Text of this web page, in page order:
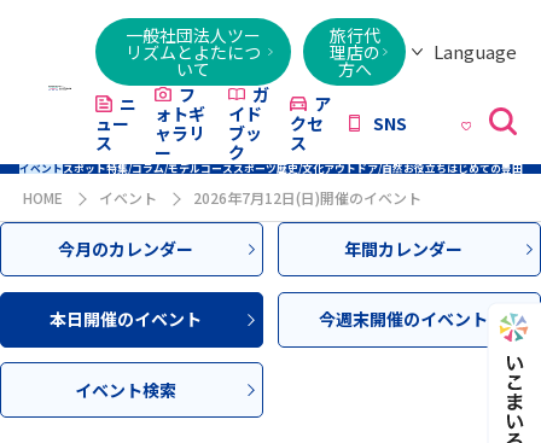
一般社団法人ツー
リズムとよたにつ
いて
旅行代
理店の
方へ
Language
Việt
ニ
ュー
ス
フ
ォトギ
ャラリ
ー
ガ
イド
ブッ
ク
ア
クセ
ス
SNS
イベントスポット特集/コラム/モデルコーススポーツ歴史/文化アウトドア/自然お役立ちはじめての豊田
HOME イベント 2026年7月12日(日)開催のイベント
今月のカレンダー 年間カレンダー
本日開催のイベント 今週末開催のイベント
イベント検索